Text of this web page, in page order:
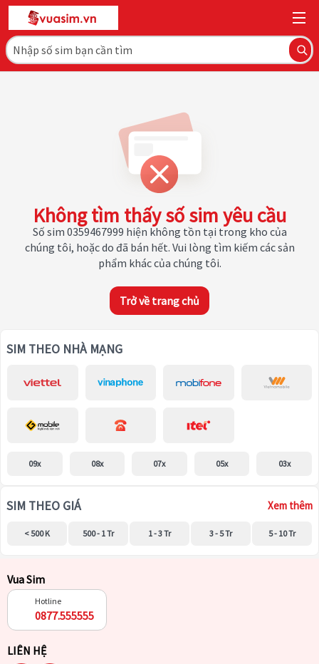
Không tìm thấy số sim yêu cầu
Số sim 0359467999 hiện không tồn tại trong kho của
chúng tôi, hoặc do đã bán hết. Vui lòng tìm kiếm các sản
phẩm khác của chúng tôi.
Trở về trang chủ
SIM THEO NHÀ MẠNG
09x 08x 07x 05x 03x
SIM THEO GIÁ Xem thêm
< 500 K 500 - 1 Tr 1 - 3 Tr 3 - 5 Tr 5 - 10 Tr
Vua Sim
Hotline
0877.555555
LIÊN HỆ